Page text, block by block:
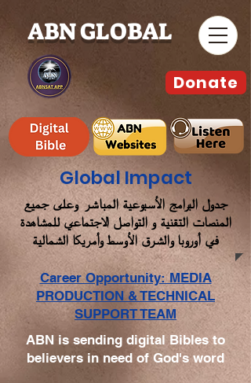
ABN GLOBAL
Global Impact
جدول البرامج الأسبوعية المباشر وعلى جميع
المنصات التقنية و التواصل الاجتماعي للمشاهدة
في أوروبا والشرق الأوسط وأمريكا الشمالية
ABN is sending digital Bibles to
believers in need of God's word
Donate
Career Opportunity: MEDIA
PRODUCTION & TECHNICAL
SUPPORT TEAM